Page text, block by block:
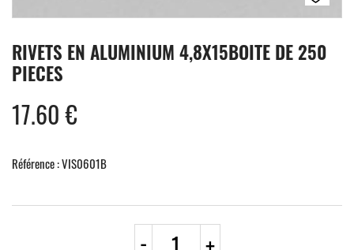
RIVETS EN ALUMINIUM 4,8X15BOITE DE 250
PIECES
17.60€
Référence : VIS0601B
- quantité